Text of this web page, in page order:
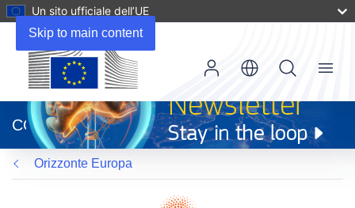
Skip to main content
Un sito ufficiale dell’UE
apre
in
una
nuova
finestra)
CORDIS
Menu
Orizzonte Europa